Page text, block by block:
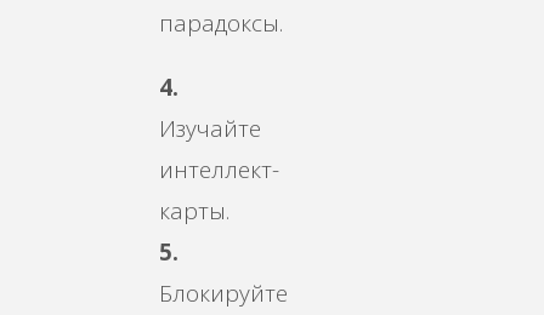
парадоксы.
4.
Изучайте
интеллект-
карты.
5.
Блокируйте